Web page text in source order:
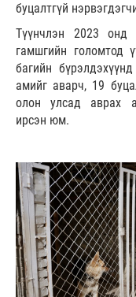
буцалтгүй
Түүнчлэн 2023 онд
гамшгийн голомтод
багийн
амийг аварч, 19
олон улсад аврах
ирсэн юм.